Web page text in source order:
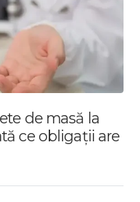
de masă la
ce obligații are